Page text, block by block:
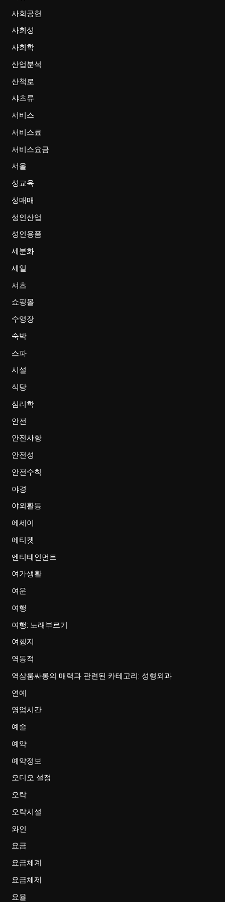
사회공헌
사회성
사회학
산업분석
산책로
샤츠류
서비스
서비스료
서비스요금
서울
성교육
성매매
성인산업
성인용품
세분화
세일
셔츠
쇼핑몰
수영장
숙박
스파
시설
식당
심리학
안전
안전사항
안전성
안전수칙
야경
야외활동
에세이
에티켓
엔터테인먼트
여가생활
여운
여행
여행: 노래부르기
여행지
역동적
역삼룸싸롱의 매력과 관련된 카테고리: 성형외과
연예
영업시간
예술
예약
예약정보
오디오 설정
오락
오락시설
와인
요금
요금체계
요금체제
요율